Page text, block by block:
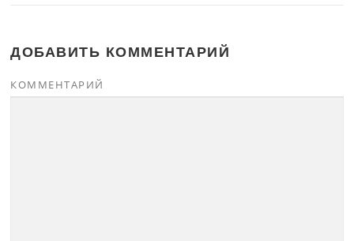
ДОБАВИТЬ КОММЕНТАРИЙ
КОММЕНТАРИЙ